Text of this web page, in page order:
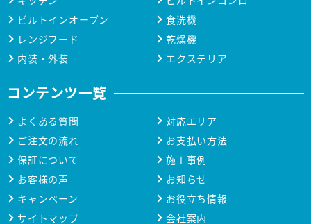
ビルトインオーブン
食洗機
レンジフード
乾燥機
内装・外装
エクステリア
コンテンツ一覧
よくある質問
対応エリア
ご注文の流れ
お支払い方法
保証について
施工事例
お客様の声
お知らせ
キャンペーン
お役立ち情報
サイトマップ
会社案内